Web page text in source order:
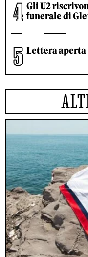
Gli U2
funerale di
Lettera aperta